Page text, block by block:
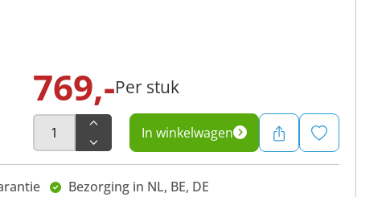
769,-Per stuk
In winkelwagen
Bezorging in NL, BE, DE